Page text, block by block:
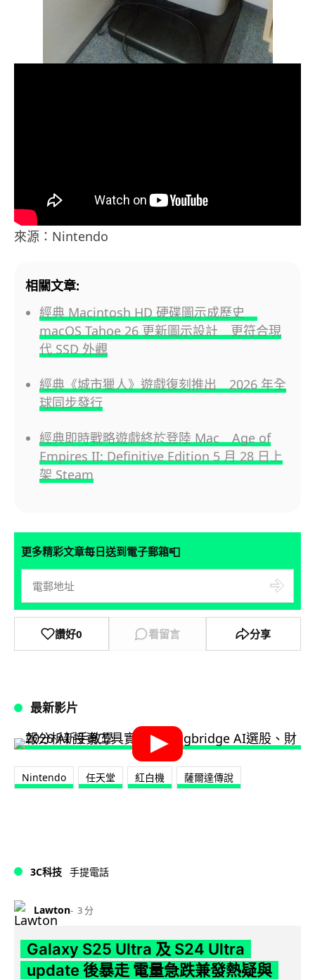
來源：Nintendo
相關文章:
經典 Macintosh HD 硬碟圖示成歷史
macOS Tahoe 26 更新圖示設計 更符合現
代 SSD 外觀
經典《城市獵人》遊戲復刻推出 2026 年全
球同步發行
經典即時戰略遊戲終於登陸 Mac Age of
Empires II: Definitive Edition 5 月 28 日上
架 Steam
更多精彩文章每日送到電子郵箱📮
讚好0 看留言 分享
最新影片
Nintendo 任天堂 紅白機 薩爾達傳說
3C科技 手提電話
Lawton 3 分
Galaxy S25 Ultra 及 S24 Ultra
update 後暴走 電量急跌兼發熱疑與